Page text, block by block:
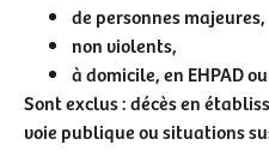
de personnes majeures,
non violents,
à domicile, en EHPAD
Sont exclus : décès en
voie publique ou situations